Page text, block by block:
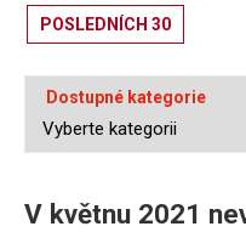
POSLEDNÍCH 30
Dostupné kategorie
V květnu 2021